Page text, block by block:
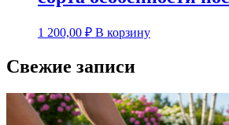
1 200,00 ₽ В корзину
Свежие записи